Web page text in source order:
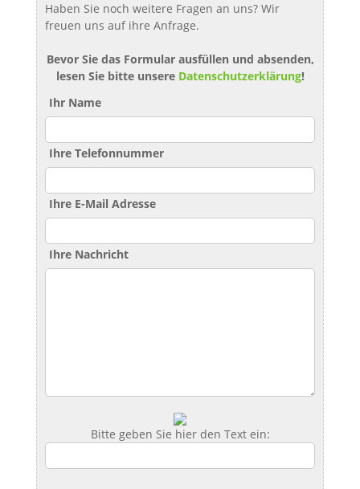
Haben Sie noch weitere Fragen an uns? Wir
freuen uns auf ihre Anfrage.
Bevor Sie das Formular ausfüllen und absenden,
lesen Sie bitte unsere Datenschutzerklärung!
Ihr Name
Ihre Telefonnummer
Ihre E-Mail Adresse
Ihre Nachricht
Bitte geben Sie hier den Text ein: